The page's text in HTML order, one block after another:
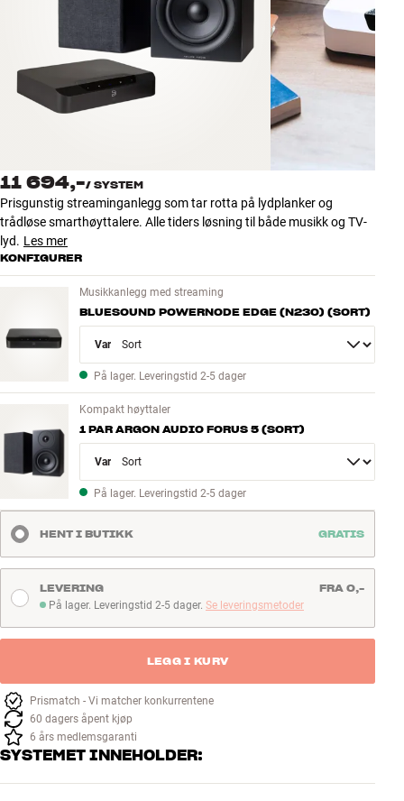
INSPIRASJON
MERKER
TILBUD
Finn Butikk
Kundeservice
11 694,-/ SYSTEM
Prisgunstig streaminganlegg som tar rotta på lydplanker og
trådløse smarthøyttalere. Alle tiders løsning til både musikk og TV-
lyd. Les mer
KONFIGURER
Musikkanlegg med streaming
BLUESOUND POWERNODE EDGE (N230) (SORT)
Variant
På lager. Leveringstid 2-5 dager
Kompakt høyttaler
1 PAR ARGON AUDIO FORUS 5 (SORT)
Variant
På lager. Leveringstid 2-5 dager
HENT I BUTIKK GRATIS
På lager. Leveringstid 2-5 dager
På lager. Leveringstid 2-5 dager. Se leveringsmetoder
LEVERING FRA 0,-
LEGG I KURV
Prismatch - Vi matcher konkurrentene
60 dagers åpent kjøp
6 års medlemsgaranti
SYSTEMET INNEHOLDER: